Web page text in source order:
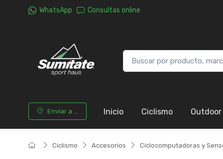
WhatsApp Consultas online
Enviar a ... Inicio Ciclismo Outdoor
Ciclismo Accesorios Ciclocomputadoras y